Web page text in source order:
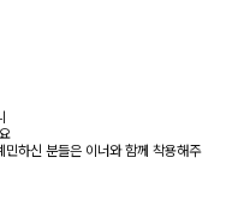
하신 분들은 이너와 함께 착용해주